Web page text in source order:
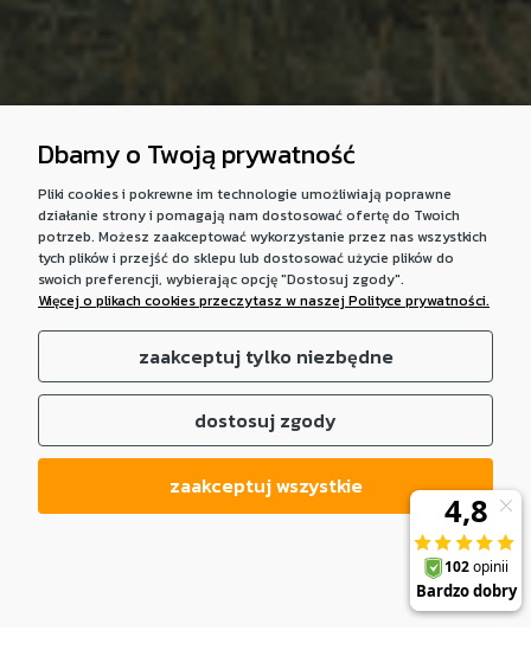
Dbamy o Twoją prywatność
Pliki cookies i pokrewne im technologie umożliwiają poprawne
działanie strony i pomagają nam dostosować ofertę do Twoich
potrzeb. Możesz zaakceptować wykorzystanie przez nas wszystkich
tych plików i przejść do sklepu lub dostosować użycie plików do
swoich preferencji, wybierając opcję "Dostosuj zgody".
Więcej o plikach cookies przeczytasz w naszej Polityce prywatności.
zaakceptuj tylko niezbędne
dostosuj zgody
zaakceptuj wszystkie